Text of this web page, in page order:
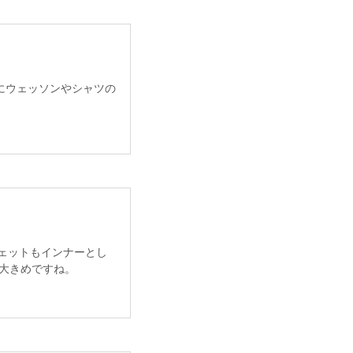
ウェッソンやシャツの
ットもインナーとし
きめですね。